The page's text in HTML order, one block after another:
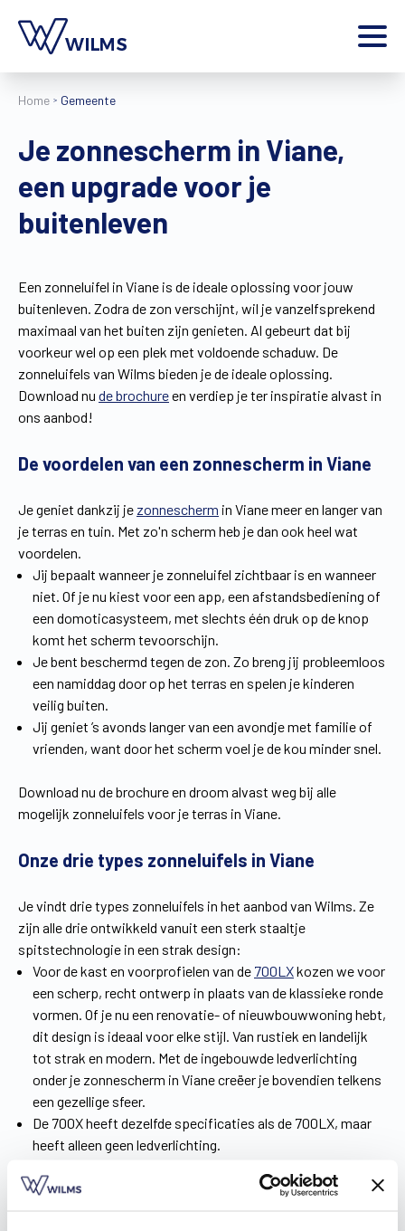
Gratis brochure
Home
Producten
Extra
Jobs
Wilms World
NL
Home Gemeente
Je zonnescherm in Viane,
een upgrade voor je
buitenleven
Een zonneluifel in Viane is de ideale oplossing voor jouw
buitenleven. Zodra de zon verschijnt, wil je vanzelfsprekend
maximaal van het buiten zijn genieten. Al gebeurt dat bij
voorkeur wel op een plek met voldoende schaduw. De
zonneluifels van Wilms bieden je de ideale oplossing.
Download nu de brochureen verdiep je ter inspiratie alvast in
ons aanbod!
De voordelen van een zonnescherm in Viane
Je geniet dankzij je zonnescherm in Viane meer en langer van
je terras en tuin. Met zo'n scherm heb je dan ook heel wat
voordelen.
Jij bepaalt wanneer je zonneluifel zichtbaar is en wanneer
niet. Of je nu kiest voor een app, een afstandsbediening of
een domoticasysteem, met slechts één druk op de knop
komt het scherm tevoorschijn.
Je bent beschermd tegen de zon. Zo breng jij probleemloos
een namiddag door op het terras en spelen je kinderen
veilig buiten.
Jij geniet ’s avonds langer van een avondje met familie of
vrienden, want door het scherm voel je de kou minder snel.
Download nu de brochure en droom alvast weg bij alle
mogelijk zonneluifels voor je terras in Viane.
Onze drie types zonneluifels in Viane
Je vindt drie types zonneluifels in het aanbod van Wilms. Ze
zijn alle drie ontwikkeld vanuit een sterk staaltje
spitstechnologie in een strak design:
Voor de kast en voorprofielen van de 700LXkozen we voor
een scherp, recht ontwerp in plaats van de klassieke ronde
vormen. Of je nu een renovatie- of nieuwbouwwoning hebt,
dit design is ideaal voor elke stijl. Van rustiek en landelijk
tot strak en modern. Met de ingebouwde ledverlichting
onder je zonnescherm in Viane creëer je bovendien telkens
een gezellige sfeer.
De 700X heeft dezelfde specificaties als de 700LX, maar
heeft alleen geen ledverlichting.
geven, is er de 500X.